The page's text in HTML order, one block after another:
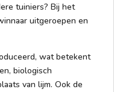
tuiniers? Bij het
uitgeroepen en
wat betekent
biologisch
van lijm. Ook de